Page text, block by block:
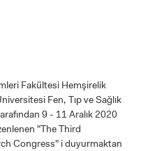
Fakültesi Hemşirelik
Fen, Tıp ve Sağlık
9 - 11 Aralık 2020
"The Third
Congress" i duyurmaktan